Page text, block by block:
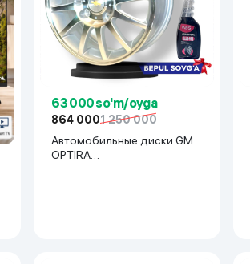
63 000 so'm/oyga
864 0001 250 000
Автомобильные диски GM
OPTIRA